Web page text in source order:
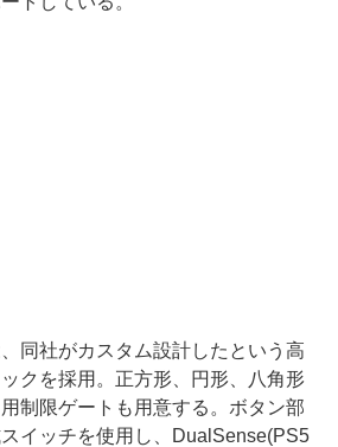
同社がカスタム設計したという高
クを採用。正方形、円形、八角形
制限ゲートも用意する。ボタン部
イッチを使用し、DualSense(PS5